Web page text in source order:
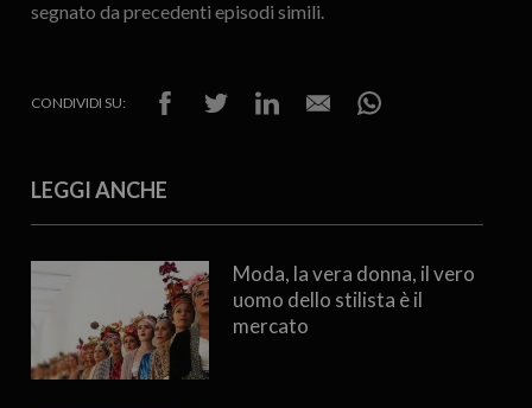
segnato da precedenti episodi simili.
CONDIVIDI SU:
LEGGI ANCHE
Moda, la vera donna, il vero
uomo dello stilista è il
mercato